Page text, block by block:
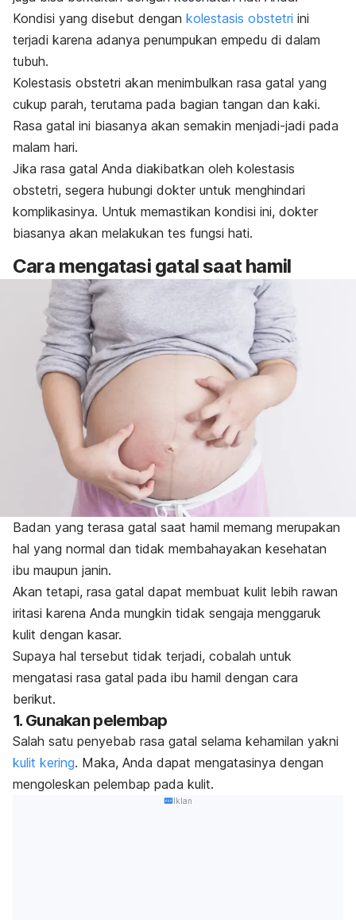
Kondisi yang disebut dengan kolestasis obstetri ini
terjadi karena adanya penumpukan empedu di dalam
tubuh.
Kolestasis obstetri akan menimbulkan rasa gatal yang
cukup parah, terutama pada bagian tangan dan kaki.
Rasa gatal ini biasanya akan semakin menjadi-jadi pada
malam hari.
Jika rasa gatal Anda diakibatkan oleh kolestasis
obstetri, segera hubungi dokter untuk menghindari
komplikasinya. Untuk memastikan kondisi ini, dokter
biasanya akan melakukan tes fungsi hati.
Cara mengatasi gatal saat hamil
Badan yang terasa gatal saat hamil memang merupakan
hal yang normal dan tidak membahayakan kesehatan
ibu maupun janin.
Akan tetapi, rasa gatal dapat membuat kulit lebih rawan
iritasi karena Anda mungkin tidak sengaja menggaruk
kulit dengan kasar.
Supaya hal tersebut tidak terjadi, cobalah untuk
mengatasi rasa gatal pada ibu hamil dengan cara
berikut.
1. Gunakan pelembap
Salah satu penyebab rasa gatal selama kehamilan yakni
kulit kering. Maka, Anda dapat mengatasinya dengan
mengoleskan pelembap pada kulit.
Iklan